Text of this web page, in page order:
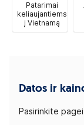
Patarimai
keliaujantiems
į Vietnamą
Datos ir
Pasirinkite